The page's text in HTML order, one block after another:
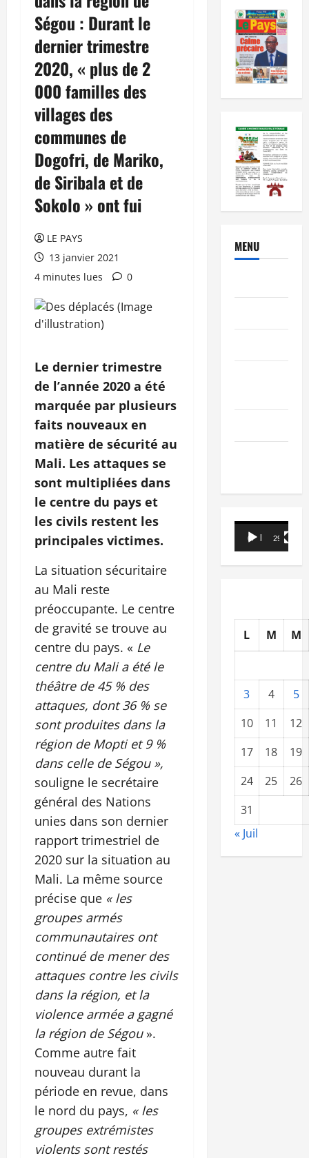
Ségou : Durant le
dernier trimestre
2020, « plus de 2
000 familles des
villages des
communes de
Dogofri, de Mariko,
de Siribala et de
Sokolo » ont fui
LE PAYS
13 janvier 2021
4 minutes lues
0
Le dernier trimestre
de l’année 2020 a été
marquée par plusieurs
faits nouveaux en
matière de sécurité au
Mali. Les attaques se
sont multipliées dans
le centre du pays et
les civils restent les
principales victimes.
La situation sécuritaire
au Mali reste
préoccupante. Le centre
de gravité se trouve au
centre du pays. « Le
centre du Mali a été le
théâtre de 45 % des
attaques, dont 36 % se
sont produites dans la
région de Mopti et 9 %
dans celle de Ségou »,
souligne le secrétaire
général des Nations
unies dans son dernier
rapport trimestriel de
2020 sur la situation au
Mali. La même source
précise que « les
groupes armés
communautaires ont
continué de mener des
attaques contre les civils
dans la région, et la
violence armée a gagné
la région de Ségou».
Comme autre fait
nouveau durant la
période en revue, dans
le nord du pays, « les
groupes extrémistes
violents sont restés
MENU
Lecteur
vidéo
00:00 29:21
L M M
3 4
5
10
11
12
17
18
19
24
25
26
31
« Juil